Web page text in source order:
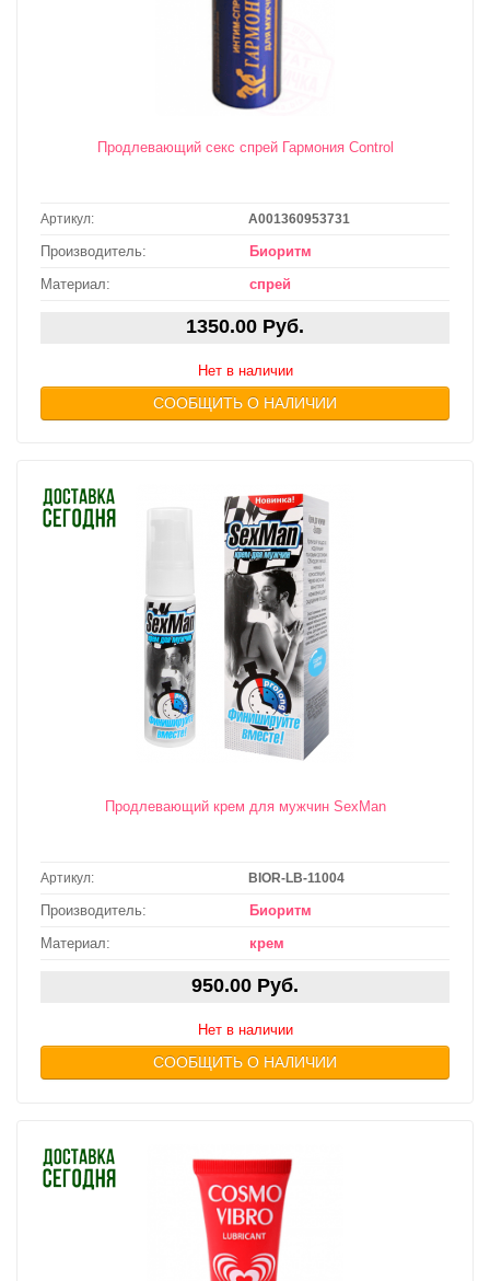
Продлевающий секс спрей Гармония Control
Артикул: A001360953731
Производитель:
Биоритм
Материал:
спрей
1350.00 Руб.
Нет в наличии
СООБЩИТЬ О НАЛИЧИИ
Продлевающий крем для мужчин SexMan
Артикул: BIOR-LB-11004
Производитель:
Биоритм
Материал:
крем
950.00 Руб.
Нет в наличии
СООБЩИТЬ О НАЛИЧИИ